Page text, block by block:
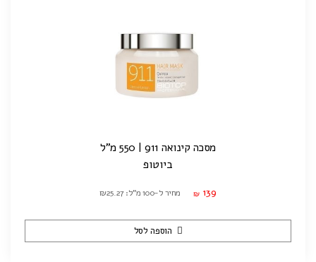
מסכה קינואה 911 | 550 מ"ל
ביוטופ
₪ 139 מחיר ל-100 מ"ל: ₪25.27
הוספה לסל